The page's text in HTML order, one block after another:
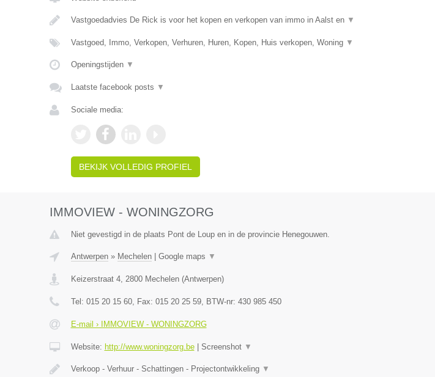
Vastgoedadvies De Rick is voor het kopen en verkopen van immo in Aalst en ▼
Vastgoed, Immo, Verkopen, Verhuren, Huren, Kopen, Huis verkopen, Woning ▼
Openingstijden ▼
Laatste facebook posts ▼
Sociale media:
BEKIJK VOLLEDIG PROFIEL
IMMOVIEW - WONINGZORG
Niet gevestigd in de plaats Pont de Loup en in de provincie Henegouwen.
Antwerpen» Mechelen| Google maps ▼
Keizerstraat 4, 2800 Mechelen(Antwerpen)
Tel: 015 20 15 60, Fax: 015 20 25 59, BTW-nr: 430 985 450
E-mail › IMMOVIEW - WONINGZORG
Website: http://www.woningzorg.be| Screenshot ▼
Verkoop - Verhuur - Schattingen - Projectontwikkeling ▼